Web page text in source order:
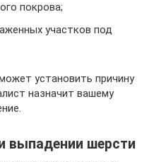
покрова;
участков под
установить причину
назначит вашему
выпадении шерсти